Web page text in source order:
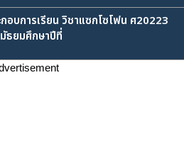
กอบการเรียน วิชาแซกโซโฟน ศ20223
ธยมศึกษาปีที่